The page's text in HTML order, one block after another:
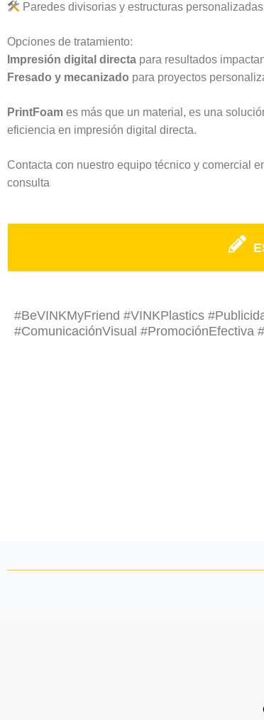
Paredes divisorias y estructuras personalizadas
Opciones de tratamiento:
Impresión digital directa para resultados
Fresado y mecanizado para proyectos
PrintFoam es más que un material, es una
eficiencia en impresión digital directa.
Contacta con nuestro equipo técnico y comercial
consulta
#BeVINKMyFriend #VINKPlastics
#ComunicaciónVisual #PromociónEfectiva